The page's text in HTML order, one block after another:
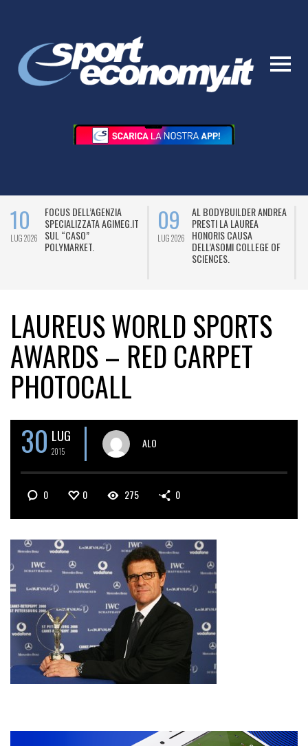
10
LUG 2026
FOCUS DELL’AGENZIA
SPECIALIZZATA AGIMEG.IT
SUL “CASO”
POLYMARKET.
09
LUG 2026
AL BODYBUILDER ANDREA
PRESTI LA LAUREA
HONORIS CAUSA
DELL’ASOMI COLLEGE OF
SCIENCES.
LAUREUS WORLD SPORTS
AWARDS – RED CARPET
PHOTOCALL
30 LUG
2015
ALO
0 0 275 0